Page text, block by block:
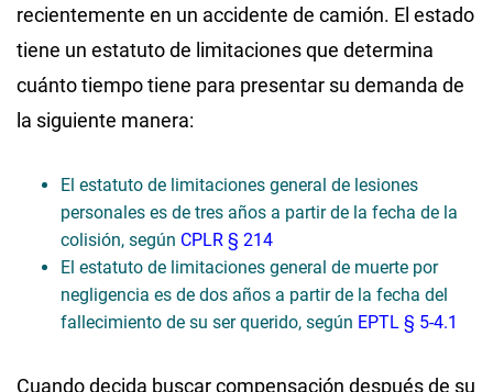
recientemente en un accidente de camión. El estado
tiene un estatuto de limitaciones que determina
cuánto tiempo tiene para presentar su demanda de
la siguiente manera:
El estatuto de limitaciones general de lesiones
personales es de tres años a partir de la fecha de la
colisión, según CPLR § 214
El estatuto de limitaciones general de muerte por
negligencia es de dos años a partir de la fecha del
fallecimiento de su ser querido, según EPTL § 5-4.1
Cuando decida buscar compensación después de su